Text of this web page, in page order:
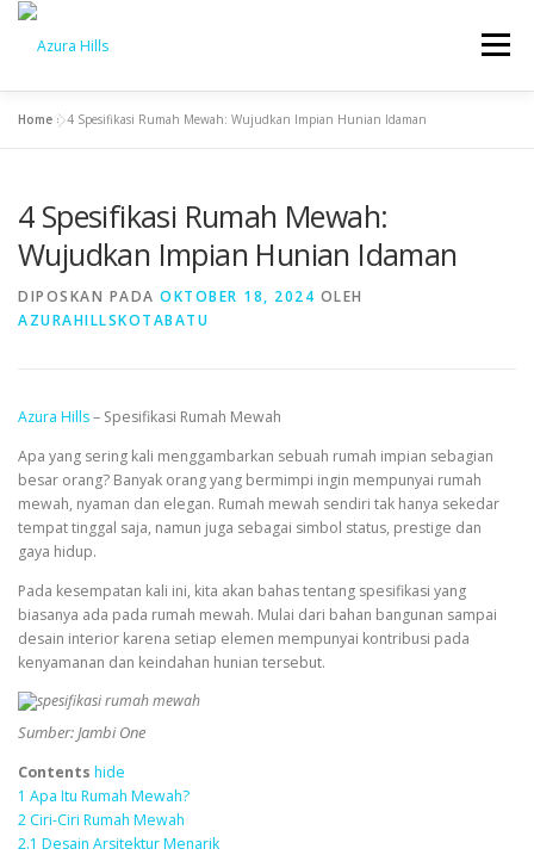
Menu
KONTAK
Home »4 Spesifikasi Rumah Mewah: Wujudkan Impian Hunian Idaman
4 Spesifikasi Rumah Mewah:
Wujudkan Impian Hunian Idaman
DIPOSKAN PADA OKTOBER 18, 2024 OLEH
AZURAHILLSKOTABATU
Azura Hills– Spesifikasi Rumah Mewah
Apa yang sering kali menggambarkan sebuah rumah impian sebagian
besar orang? Banyak orang yang bermimpi ingin mempunyai rumah
mewah, nyaman dan elegan. Rumah mewah sendiri tak hanya sekedar
tempat tinggal saja, namun juga sebagai simbol status, prestige dan
gaya hidup.
Pada kesempatan kali ini, kita akan bahas tentang spesifikasi yang
biasanya ada pada rumah mewah. Mulai dari bahan bangunan sampai
desain interior karena setiap elemen mempunyai kontribusi pada
kenyamanan dan keindahan hunian tersebut.
Sumber: Jambi One
Contents hide
1 Apa Itu Rumah Mewah?
2 Ciri-Ciri Rumah Mewah
2.1 Desain Arsitektur Menarik